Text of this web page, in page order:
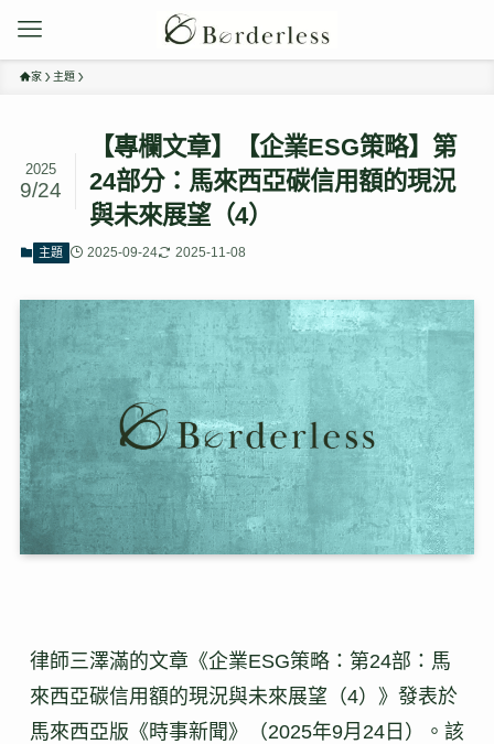
家 主題
【專欄文章】【企業ESG策略】第
24部分：馬來西亞碳信用額的現況
與未來展望（4）
2025
9/24
主題 2025-09-24 2025-11-08
律師三澤滿的文章《企業ESG策略：第24部：馬
來西亞碳信用額的現況與未來展望（4）》發表於
馬來西亞版《時事新聞》（2025年9月24日）。該